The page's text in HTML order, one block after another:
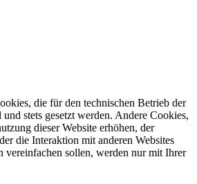
die für den technischen Betrieb der
stets gesetzt werden. Andere Cookies,
dieser Website erhöhen, der
die Interaktion mit anderen Websites
vereinfachen sollen, werden nur mit Ihrer